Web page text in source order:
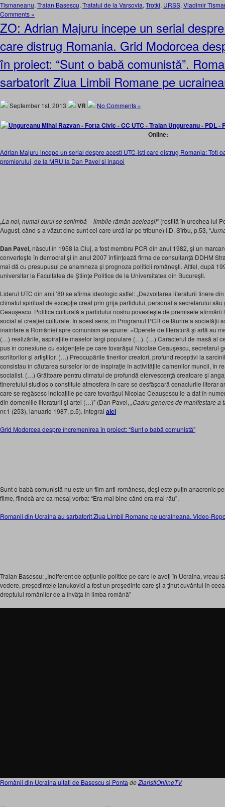
Tismaneanu, Traian Basescu, Tratatul de la Varsovia, Trotki, URSS, Vladimir
Comments »
ZO: Adrian Majuru incepe un serial
care distrug Romania. Grid Modorcea
în proiect: “Sunt o babă comunistă”.
sarbatorit Ziua Limbii Romane pe
September 1st, 2013 VR No Comments »
Online:
Adrian Majuru incepe un serial despre acesti UTC-isti care distrug Romania: Toti
premierului, de la MRU la Dan Pavel si inapoi
„La noi, numai curul se schimbă – limbile rămân aceleaşi!”(rostită în urechea lui
August, când s-a văzut cine sunt cei care urcă iar pe tribune) I.D. Sîrbu, p.53, “
Dan Pavel,născut în 1958 la Cluj, a fost membru PCR din anul 1982, şi un
converteşte în democrat şi în anul 2007 înfiinţează firma de consultanţă DDHM
mai dă cu presupusul pe anamneza şi prognoza politicii româneşti. Altfel, după
universitar la Facultatea de Ştiinţe Politice de la Universitatea din Bucureşti.
Liderul UTC din anii ’80 se afirma ideologic astfel: „Dezvoltarea literaturii tinere
climatul spiritual de excepţie creat prin grija partidului, personal a secretarului
Ceauşescu. Politica culturală a partidului nostru povesteşte de premisele
social al creaţiei culturale. În acest sens, în Programul PCR de făurire a societăţii
înaintare a României spre comunism se spune: «Operele de literatură şi artă au
(…) realizările, aspiraţiile maselor largi populare (…). (…) Caracterul de masă al
pus în conexiune cu exigenţele pe care tovarăşul Nicolae Ceauşescu, secretarul
scriitorilor şi artiştilor. (…) Preocupările tinerilor creatori, profund receptivi la
consistau în căutarea surselor lor de inspiraţie în activităţile oamenilor muncii, în
socialist. (…) Grăitoare pentru climatul de profundă efervescenţă creatoare şi
tineretului studios o constituie atmosfera în care se desfăşoară cenaclurile literar-
care se regăsesc indicaţiile pe care tovarăşul Nicolae Ceauşescu le-a dat în
din domeniile literaturii şi artei (…)” (Dan Pavel, „Cadru generos de manifestare a
nr.1 (253), ianuarie 1987, p.5). Integral aici
Grid Modorcea despre încremenirea în proiect: “Sunt o babă comunistă”
Sunt o babă comunistă nu este un film anti-românesc, deşi este puţin anacronic
filme, fiindcă are ca mesaj vorba: “Era mai bine când era mai rău”.
Romanii din Ucraina au sarbatorit Ziua Limbii Romane pe ucraineana. Video-
Traian Basescu: „Indiferent de opţiunile politice pe care le aveţi în Ucraina, vreau
vedere, preşedintele Ianukovici a fost un preşedinte care şi-a ţinut cuvântul în
dreptului românilor de a învăţa în limba română”
Românii din Ucraina uitati de Basescu si Ponta deZiaristiOnlineTV